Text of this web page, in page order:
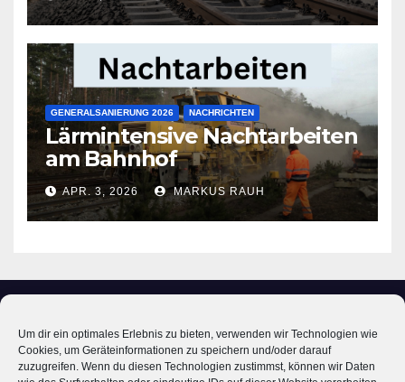
Um dir ein optimales Erlebnis zu bieten, verwenden wir Technologien wie
Cookies, um Geräteinformationen zu speichern und/oder darauf
zuzugreifen. Wenn du diesen Technologien zustimmst, können wir Daten
GENERALSANIERUNG 2026 NACHRICHTEN
Lärmintensive Nachtarbeiten
am Bahnhof
APR. 3, 2026 MARKUS RAUH